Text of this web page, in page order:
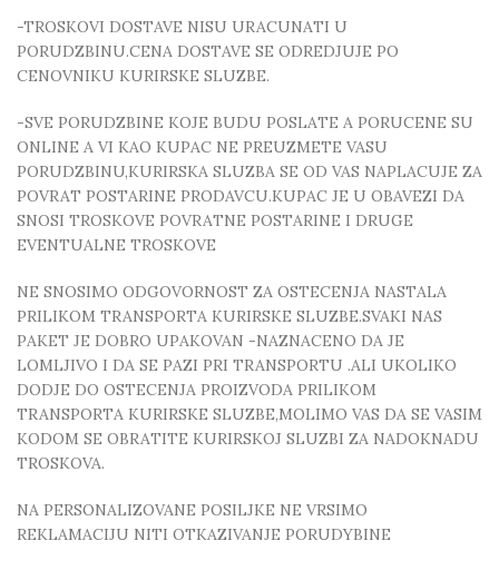
-TROSKOVI DOSTAVE NISU URACUNATI U
PORUDZBINU.CENA DOSTAVE SE ODREDJUJE PO
CENOVNIKU KURIRSKE SLUZBE.
-SVE PORUDZBINE KOJE BUDU POSLATE A PORUCENE SU
ONLINE A VI KAO KUPAC NE PREUZMETE VASU
PORUDZBINU,KURIRSKA SLUZBA SE OD VAS NAPLACUJE ZA
POVRAT POSTARINE PRODAVCU.KUPAC JE U OBAVEZI DA
SNOSI TROSKOVE POVRATNE POSTARINE I DRUGE
EVENTUALNE TROSKOVE
NE SNOSIMO ODGOVORNOST ZA OSTECENJA NASTALA
PRILIKOM TRANSPORTA KURIRSKE SLUZBE.SVAKI NAS
PAKET JE DOBRO UPAKOVAN -NAZNACENO DA JE
LOMLJIVO I DA SE PAZI PRI TRANSPORTU .ALI UKOLIKO
DODJE DO OSTECENJA PROIZVODA PRILIKOM
TRANSPORTA KURIRSKE SLUZBE,MOLIMO VAS DA SE VASIM
KODOM SE OBRATITE KURIRSKOJ SLUZBI ZA NADOKNADU
TROSKOVA.
NA PERSONALIZOVANE POSILJKE NE VRSIMO
REKLAMACIJU NITI OTKAZIVANJE PORUDYBINE